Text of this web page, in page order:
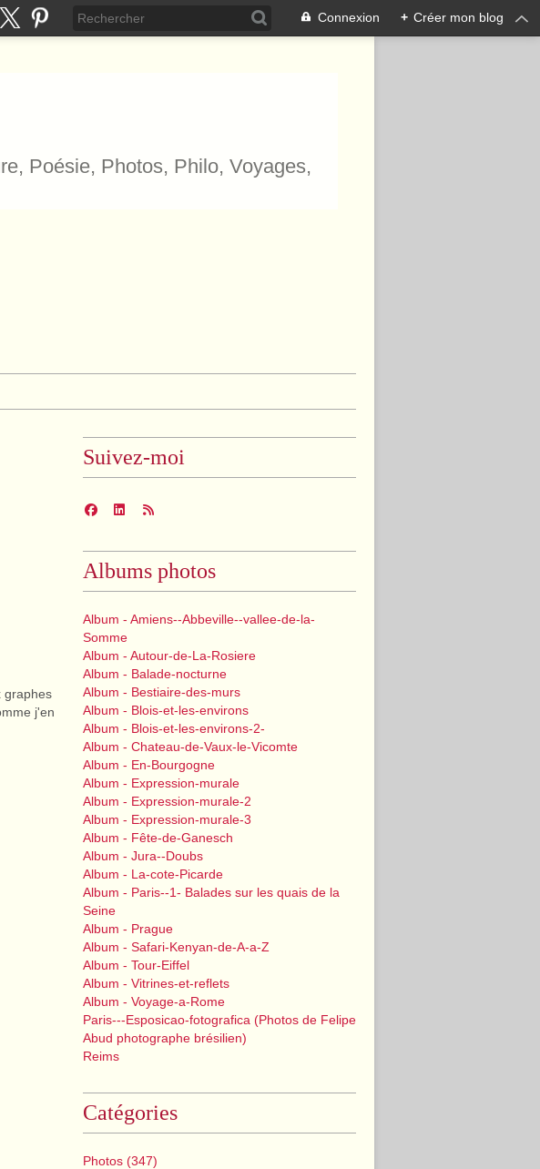
Connexion + Créer mon blog
Poésie, Photos, Philo, Voyages,
graphes
j'en
Suivez-moi
Albums photos
Album - Amiens--Abbeville--vallee-de-la-
Somme
Album - Autour-de-La-Rosiere
Album - Balade-nocturne
Album - Bestiaire-des-murs
Album - Blois-et-les-environs
Album - Blois-et-les-environs-2-
Album - Chateau-de-Vaux-le-Vicomte
Album - En-Bourgogne
Album - Expression-murale
Album - Expression-murale-2
Album - Expression-murale-3
Album - Fête-de-Ganesch
Album - Jura--Doubs
Album - La-cote-Picarde
Album - Paris--1- Balades sur les quais de la
Seine
Album - Prague
Album - Safari-Kenyan-de-A-a-Z
Album - Tour-Eiffel
Album - Vitrines-et-reflets
Album - Voyage-a-Rome
Paris---Esposicao-fotografica (Photos de Felipe
Abud photographe brésilien)
Reims
Catégories
Photos (347)